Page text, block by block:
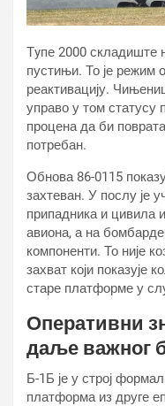
Тyпе 2000 складиште
пустињи. То је режим
реактивацију.
управо у том статусу
процена да би
потребан.
Обнова 86-0115
захтеван. У послу је
припадника и цивила
авиона, а на
компоненти. То није
захват који показује
старе платформе у
Оперативни
даље важног
Б-1Б је у строј
платформа из друге